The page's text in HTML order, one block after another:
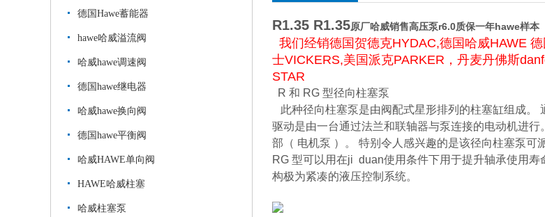
德国Hawe蓄能器
hawe哈威溢流阀
哈威hawe调速阀
德国hawe继电器
哈威hawe换向阀
德国hawe平衡阀
哈威HAWE单向阀
HAWE哈威柱塞
哈威柱塞泵
R1.35 R1.35原厂哈威销售高压泵r6.0质保一年hawe样本
我们经销德国贺德克HYDAC,德国哈威HAWE
士VICKERS,美国派克PARKER，丹麦丹佛斯
STAR
R 和 RG 型径向柱塞泵
此种径向柱塞泵是由阀配式星形排列的柱塞缸组成。
驱动是由一台通过法兰和联轴器与泵连接的电动机进
部（ 电机泵 ）。 特别令人感兴趣的是该径向柱塞泵
RG 型可以用在ji duan使用条件下用于提升轴承使用
构极为紧凑的液压控制系统。